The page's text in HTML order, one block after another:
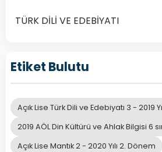
özü itibariyle
D
peygamber
göndermiştir.
TÜRK DİLİ VE EDEBİYATI
Etiket Bulutu
Açık Lise Türk Dili ve Edebiyatı 3 - 2019
2019 AÖL Din Kültürü ve Ahlak Bilgisi 6
Açık Lise Mantık 2 - 2020 Yılı 2. Dönem